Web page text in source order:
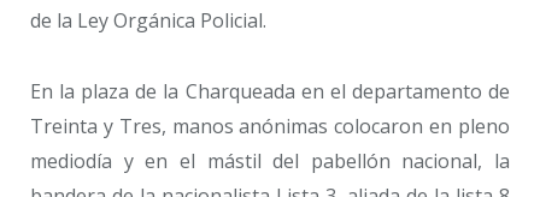
de la Ley Orgánica Policial.
En la plaza de la Charqueada en el departamento de
Treinta y Tres, manos anónimas colocaron en pleno
mediodía y en el mástil del pabellón nacional, la